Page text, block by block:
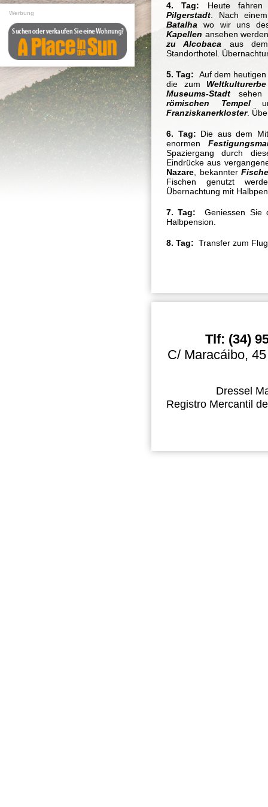
Werbung
4. Tag: Heute
Pilgerstadt . Nach
Batalha wo wir uns
Kapellen ansehen
zu Alcobaca aus
Standorthotel.
5. Tag: Auf dem
die zum Weltkulturerbe
Museums-Stadt sehen
römischen Tempel
Franziskanerkloster.
6. Tag: Die aus dem
enormen
Spaziergang durch
Eindrücke aus
Nazare , bekannter
Fischen genutzt
Übernachtung mit
7. Tag:Geniessen Sie
Halbpension.
8. Tag: Transfer zum
Tlf: (34)
C/ Maracáibo,
Dressel
Registro Mercantil